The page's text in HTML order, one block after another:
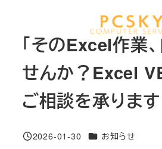
「そのExcel作業
せんか？Excel
ご相談を承ります
投稿日
2026-01-30 カテゴリー
お知らせ